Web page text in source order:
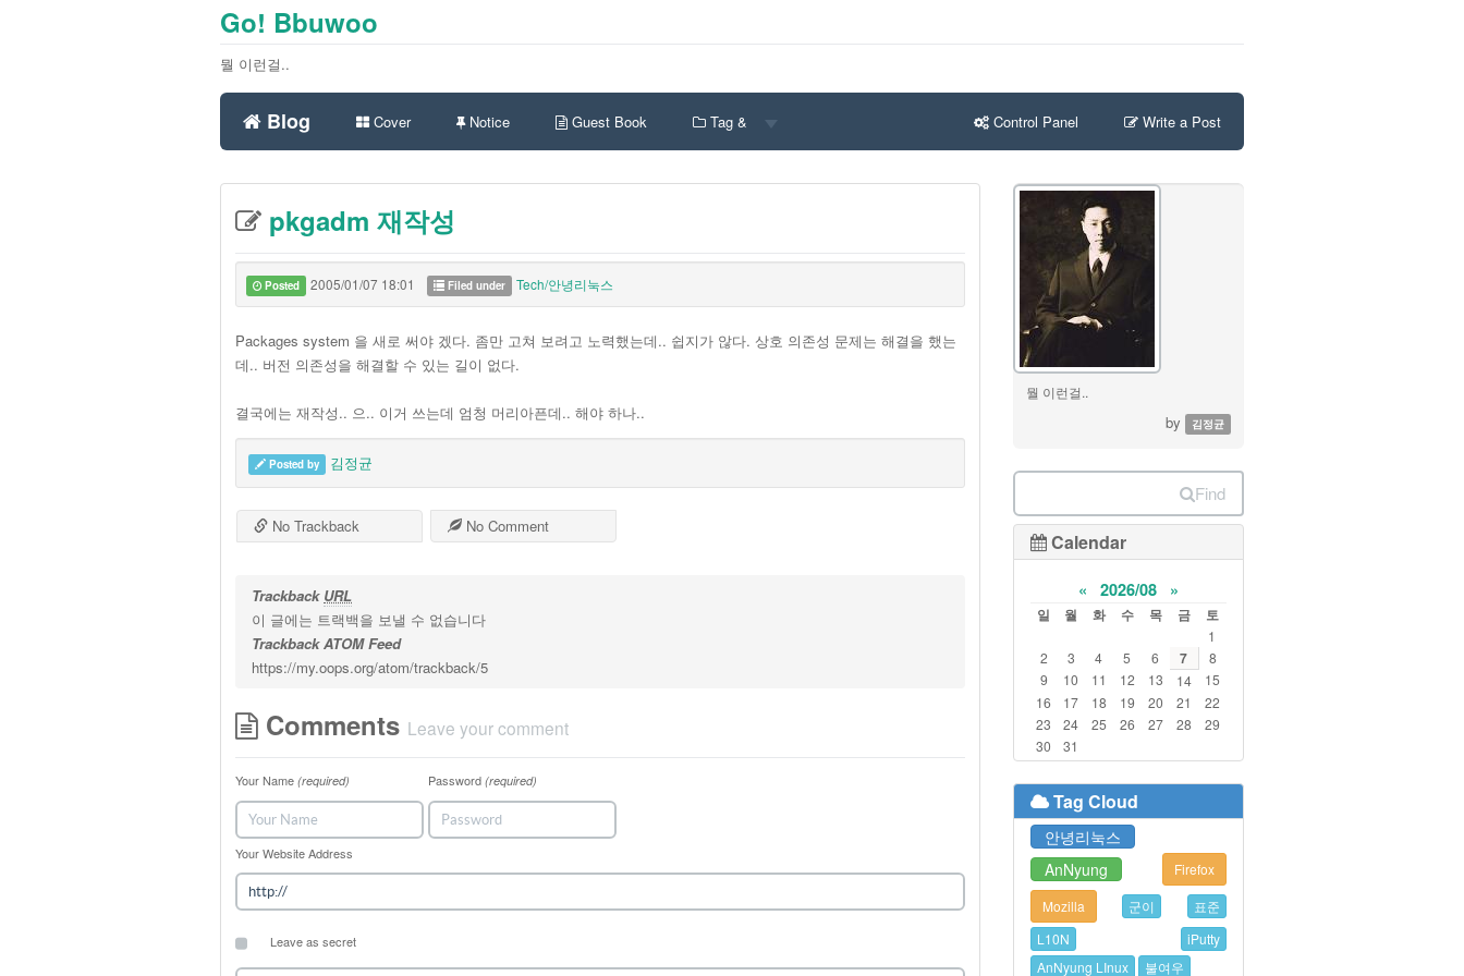
Go! Bbuwoo
뭘 이런걸..
Blog Cover Notice Guest Book Tag & Control Panel Write a Post
pkgadm 재작성
Posted 2005/01/07 18:01 Filed under Tech/안녕리눅스
Packages system 을 새로 써야 겠다. 좀만 고쳐 보려고 노력했는데.. 쉽지가 않다. 상호 의존성 문제는 해결을 했는
데.. 버전 의존성을 해결할 수 있는 길이 없다.
결국에는 재작성.. 으.. 이거 쓰는데 엄청 머리아픈데.. 해야 하나..
Posted by 김정균
No Trackback No Comment
Trackback URL
이 글에는 트랙백을 보낼 수 없습니다
Trackback ATOM Feed
https://my.oops.org/atom/trackback/5
Comments Leave your comment
Your Name (required) Password (required)
Your Website Address
Leave as secret
뭘 이런걸..
by 김정균
Find
Calendar
« 2026/08 »
일 월 화 수 목 금 토
1
2
3 4 5 6 7
8
9
10 11 12 13 14
15
16
17 18 19 20 21
22
23
24 25 26 27 28
29
30
31
Tag Cloud
안녕리눅스
AnNyung
Firefox
Mozilla
군이
표준
L10N
iPutty
AnNyung LInux
불여우